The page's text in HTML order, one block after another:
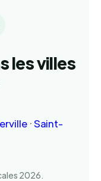
les villes
·Saint-
2026.